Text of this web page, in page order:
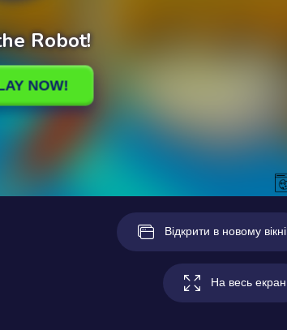
Відкрити в новому вікні
На весь екран